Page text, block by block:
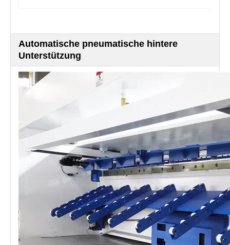
Automatische pneumatische hintere
Unterstützung